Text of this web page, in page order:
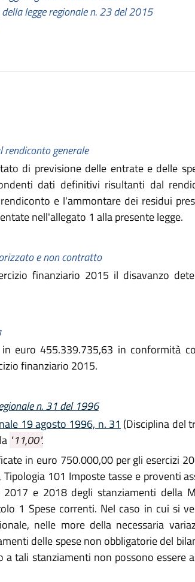
legge regionale n. 23 del 2015
generale
di previsione delle entrate e delle
dati definitivi risultanti dal
e l'ammontare dei residui
nell'allegato 1 alla presente legge.
e non contratto
finanziario 2015 il disavanzo
euro 455.339.735,63 in conformità
finanziario 2015.
n. 31 del 1996
19 agosto 1996, n. 31 (Disciplina del
"11,00".
in euro 750.000,00 per gli esercizi
101 Imposte tasse e proventi
e 2018 degli stanziamenti della
1 Spese correnti. Nel caso in cui si
nelle more della necessaria
delle spese non obbligatorie del
tali stanziamenti non possono essere